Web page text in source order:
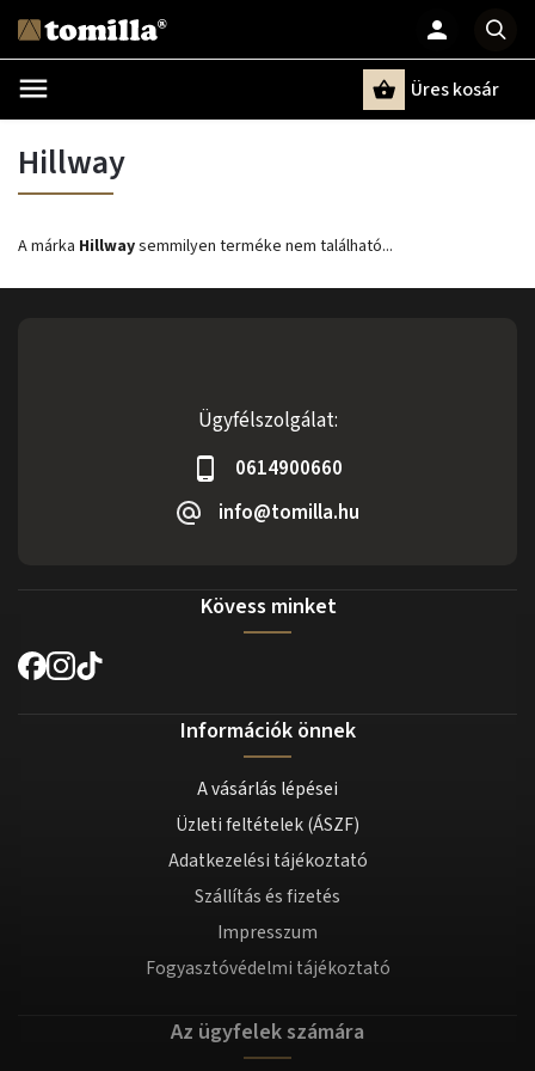
Üres kosár
Hillway
A márka Hillwaysemmilyen terméke nem található...
Ügyfélszolgálat:
0614900660
info@tomilla.hu
Kövess minket
Információk önnek
A vásárlás lépései
Üzleti feltételek (ÁSZF)
Adatkezelési tájékoztató
Szállítás és fizetés
Impresszum
Fogyasztóvédelmi tájékoztató
Az ügyfelek számára